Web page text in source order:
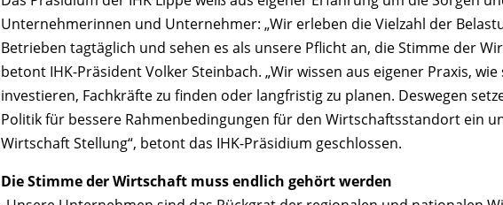
Unternehmerinnen und Unternehmer: „Wir erleben die Vielzahl der
Betrieben tagtäglich und sehen es als unsere Pflicht an, die Stimme der
betont IHK-Präsident Volker Steinbach. „Wir wissen aus eigener Praxis,
investieren, Fachkräfte zu finden oder langfristig zu planen. Deswegen
Politik für bessere Rahmenbedingungen für den Wirtschaftsstandort ein
Wirtschaft Stellung“, betont das IHK-Präsidium geschlossen.
Die Stimme der Wirtschaft muss endlich gehört werden